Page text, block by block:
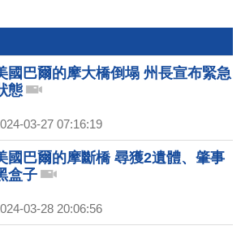
國巴爾的摩大橋倒塌 州長宣布緊急
態
03-27 07:16:19
國巴爾的摩斷橋 尋獲2遺體、肇事
盒子
03-28 20:06:56